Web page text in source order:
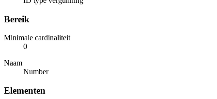
Bereik
Minimale cardinaliteit
0
Naam
Number
Elementen